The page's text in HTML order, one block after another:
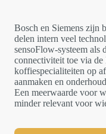
Bosch en Siemens zijn
delen intern veel
sensoFlow-systeem als
connectiviteit toe via
koffiespecialiteiten op
aanmaken en
Een meerwaarde voor
minder relevant voor